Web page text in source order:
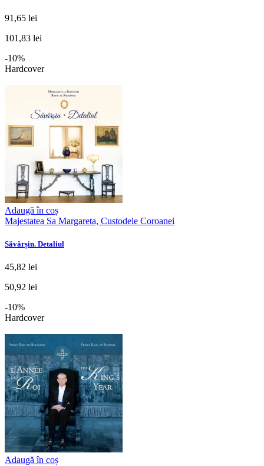
91,65 lei
101,83 lei
-10%
Hardcover
Adaugă în coș
Majestatea Sa Margareta, Custodele Coroanei
Săvârșin. Detaliul
45,82 lei
50,92 lei
-10%
Hardcover
Adaugă în coș